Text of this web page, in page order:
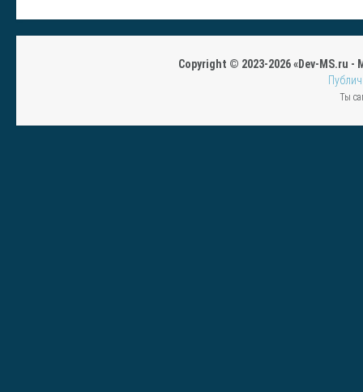
Copyright © 2023-2026 «Dev-MS.ru -
Ты